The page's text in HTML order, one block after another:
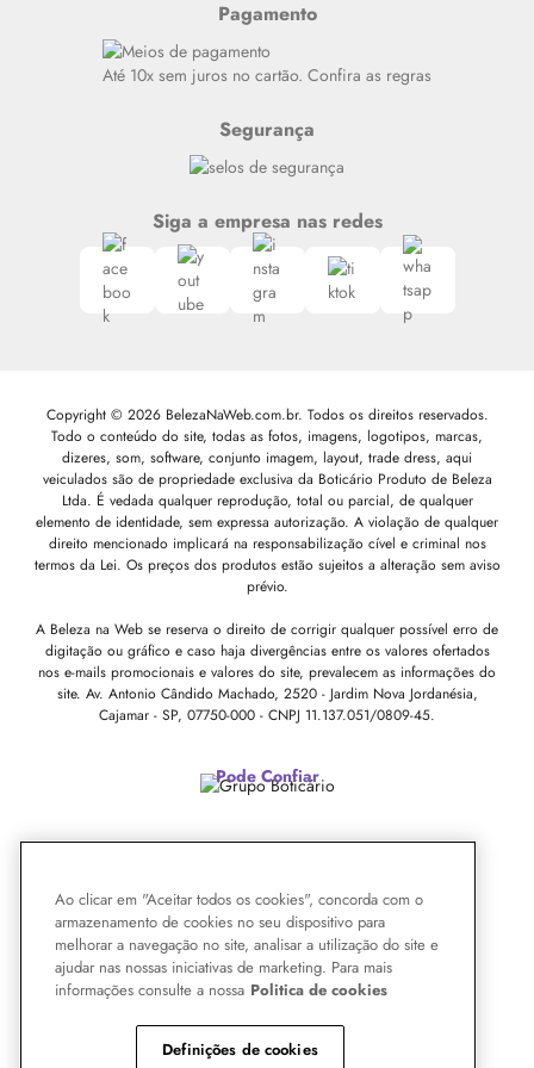
Siga nosso canal no Whatsapp
Pagamento
Até 10x sem juros no cartão. Confira as regras
Segurança
Siga a empresa nas redes
Copyright © 2026 BelezaNaWeb.com.br. Todos os direitos reservados.
Todo o conteúdo do site, todas as fotos, imagens, logotipos, marcas,
dizeres, som, software, conjunto imagem, layout, trade dress, aqui
veiculados são de propriedade exclusiva da Boticário Produto de Beleza
Ltda. É vedada qualquer reprodução, total ou parcial, de qualquer
elemento de identidade, sem expressa autorização. A violação de qualquer
direito mencionado implicará na responsabilização cível e criminal nos
termos da Lei. Os preços dos produtos estão sujeitos a alteração sem aviso
prévio.
A Beleza na Web se reserva o direito de corrigir qualquer possível erro de
digitação ou gráfico e caso haja divergências entre os valores ofertados
nos e-mails promocionais e valores do site, prevalecem as informações do
site. Av. Antonio Cândido Machado, 2520 - Jardim Nova Jordanésia,
Cajamar - SP, 07750-000 - CNPJ 11.137.051/0809-45.
Pode Confiar
Ao clicar em "Aceitar todos os cookies", concorda com o
armazenamento de cookies no seu dispositivo para
melhorar a navegação no site, analisar a utilização do site e
ajudar nas nossas iniciativas de marketing. Para mais
informações consulte a nossa Politica de cookies
Definições de cookies